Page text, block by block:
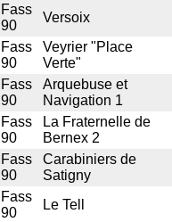
Fass
90
Versoix
Fass
90
Veyrier "Place
Verte"
Fass
90
Arquebuse et
Navigation 1
Fass
90
La Fraternelle de
Bernex 2
Fass
90
Carabiniers de
Satigny
Fass
90
Le Tell